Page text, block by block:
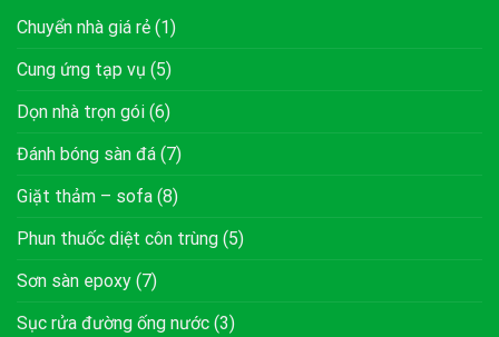
Chuyển nhà giá rẻ (1)
Cung ứng tạp vụ (5)
Dọn nhà trọn gói (6)
Đánh bóng sàn đá (7)
Giặt thảm – sofa (8)
Phun thuốc diệt côn trùng (5)
Sơn sàn epoxy (7)
Sục rửa đường ống nước (3)